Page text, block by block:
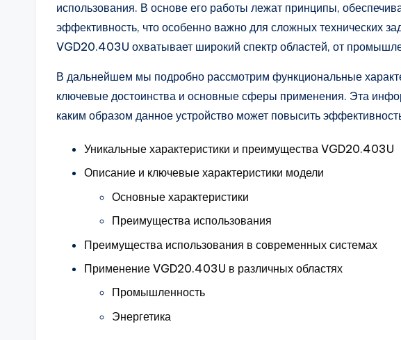
использования. В основе его работы лежат принципы,
эффективность, что особенно важно для сложных технических
VGD20.403U охватывает широкий спектр областей, от
В дальнейшем мы подробно рассмотрим функциональные
ключевые достоинства и основные сферы применения. Эта
каким образом данное устройство может повысить
Уникальные характеристики и преимущества VGD20.403U
Описание и ключевые характеристики модели
Основные характеристики
Преимущества использования
Преимущества использования в современных системах
Применение VGD20.403U в различных областях
Промышленность
Энергетика